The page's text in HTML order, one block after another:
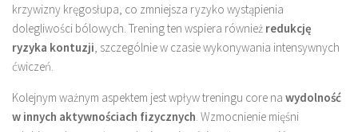
krzywizny kręgosłupa, co zmniejsza ryzyko wystąpienia
dolegliwości bólowych. Trening ten wspiera również redukcję
ryzyka kontuzji , szczególnie w czasie wykonywania intensywnych
ćwiczeń.
Kolejnym ważnym aspektem jest wpływ treningu core na wydolność
w innych aktywnościach fizycznych . Wzmocnienie mięśni